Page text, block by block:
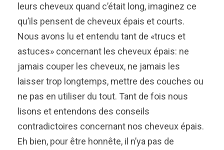
leurs cheveux quand c’était long, imaginez ce
qu’ils pensent de cheveux épais et courts.
Nous avons lu et entendu tant de «trucs et
astuces» concernant les cheveux épais: ne
jamais couper les cheveux, ne jamais les
laisser trop longtemps, mettre des couches ou
ne pas en utiliser du tout. Tant de fois nous
lisons et entendons des conseils
contradictoires concernant nos cheveux épais.
Eh bien, pour être honnête, il n’ya pas de